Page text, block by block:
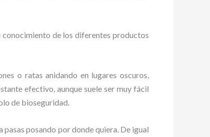
de los diferentes productos
o ratas anidando en lugares oscuros,
efectivo, aunque suele ser muy fácil
de bioseguridad.
posando por donde quiera. De igual